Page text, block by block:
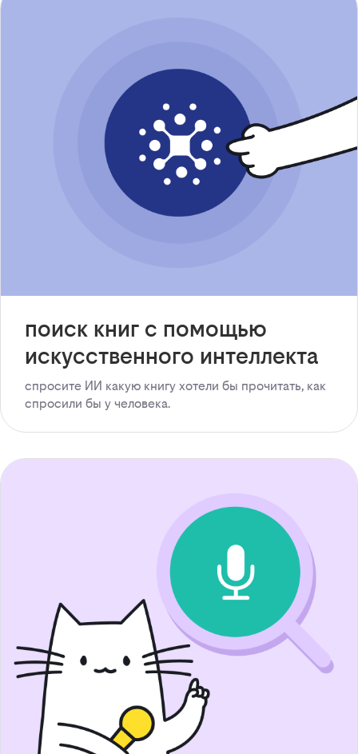
поиск книг с помощью
искусственного интеллекта
спросите ИИ какую книгу хотели бы прочитать, как
спросили бы у человека.